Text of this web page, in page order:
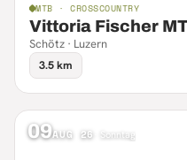
MTB · CROSSCOUNTRY
Vittoria Fischer
Schötz · Luzern
3.5 km
09AUG 26 Sonntag